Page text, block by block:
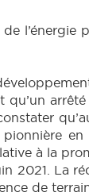
à la
2021. La
de